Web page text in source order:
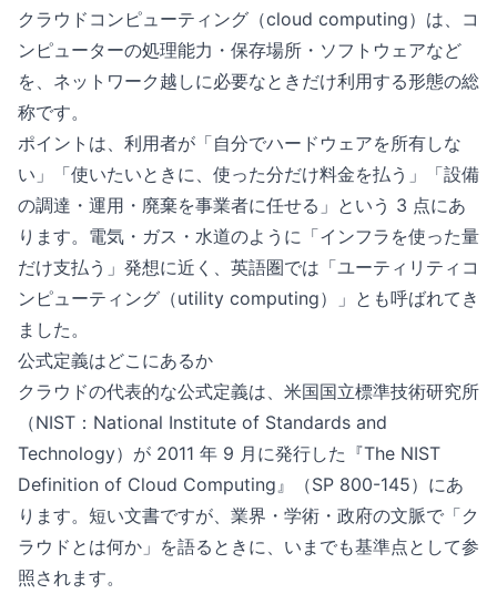
クラウドコンピューティング（cloud computing）は、コ
ンピューターの処理能力・保存場所・ソフトウェアなど
を、ネットワーク越しに必要なときだけ利用する形態の総
称です。
ポイントは、利用者が「自分でハードウェアを所有しな
い」「使いたいときに、使った分だけ料金を払う」「設備
の調達・運用・廃棄を事業者に任せる」という 3 点にあ
ります。電気・ガス・水道のように「インフラを使った量
だけ支払う」発想に近く、英語圏では「ユーティリティコ
ンピューティング（utility computing）」とも呼ばれてき
ました。
公式定義はどこにあるか
クラウドの代表的な公式定義は、米国国立標準技術研究所
（NIST：National Institute of Standards and
Technology）が 2011 年 9 月に発行した『The NIST
Definition of Cloud Computing』（SP 800-145）にあ
ります。短い文書ですが、業界・学術・政府の文脈で「ク
ラウドとは何か」を語るときに、いまでも基準点として参
照されます。